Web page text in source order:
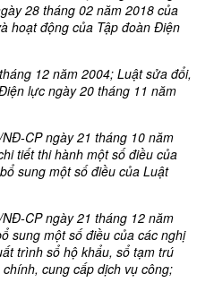
28 tháng 02 năm 2018 của
hoạt động của Tập đoàn Điện
12 năm 2004; Luật sửa đổi,
lực ngày 20 tháng 11 năm
CP ngày 21 tháng 10 năm
tiết thi hành một số điều của
sung một số điều của Luật
CP ngày 21 tháng 12 năm
sung một số điều của các nghị
trình sổ hộ khẩu, sổ tạm trú
cung cấp dịch vụ công;